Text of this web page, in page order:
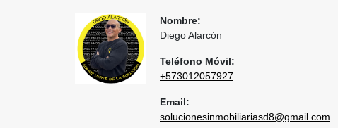
Nombre:
Diego Alarcón
Teléfono Móvil:
+573012057927
Email:
solucionesinmobiliariasd8@gmail.com